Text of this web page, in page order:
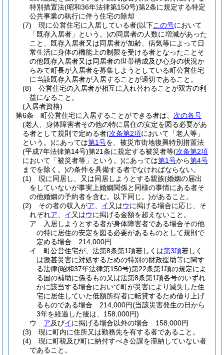
特別措置法(昭和36年法律第150号)第2条に規定する特定
公共事業の執行に伴う住宅の除却
(7)
現に公営住宅に入居している者(以下この号において
「既存入居者」という。)の同居者の人数に増減があった
こと、既存入居者又は同居者が加齢、病気等によって日
常生活に身体の機能上の制限を受ける者となったことそ
の他既存入居者又は同居者の世帯構成及び心身の状況か
らみて町長が入居者を募集しようとしている町公営住宅
に当該既存入居者が入居することが適切であること。
(8)
公営住宅の入居者が相互に入れ替わることが双方の利
益になること。
(入居者資格)
第6条
町公営住宅に入居することができる者は、 次の各号
(老人、身体障害者その他の特に居住の安定を図る必要があ
る者として規則で定める者(次条第2項において「老人等」
という。)にあっては第1号を、被災市街地復興特別措置法
(平成7年法律第14号)第21条に規定する被災者等(次条第2項
において「被災者等」という。)にあっては第1号から第4号
までを除く。)の条件を具備する者でなければならない。
(1)
現に同居し、又は同居しようとする親族(婚姻の届出
をしていないが事実上婚姻関係と同様の事情にある者そ
の他婚姻の予約者を含む。以下同じ。)があること。
(2)
その者の収入がア イ 又はウに掲げる場合に応じ、そ
れぞれア イ 又はウに掲げる金額を超えないこと。
ア
入居しようとする者が身体障害者である場合その他
の特に居住の安定を図る必要があるものとして規則で
定める場合 214,000円
イ
町公営住宅が、法第8条第1項若しくは第3項若しく
は激甚災害に対処するための特別の財政援助等に関す
る法律(昭和37年法律第150号)第22条第1項の規定によ
る国の補助に係るもの又は法第8条第1項各号のいずれ
かに該当する場合において町が災害により滅失した住
宅に居住していた低額所得者に転貸するため借り上げ
るものである場合 214,000円(当該災害発生の日から
3年を経過した後は、158,000円)
ウ
ア及びイに掲げる場合以外の場合 158,000円
(3)
現に町内に住所又は勤務先を有する者であること。
(4)
現に町税及び町に納付すべき公課を滞納していない者
であること。